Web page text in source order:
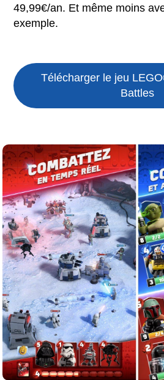
49,99€/an. Et même moins
exemple.
Télécharger le jeu
Battles